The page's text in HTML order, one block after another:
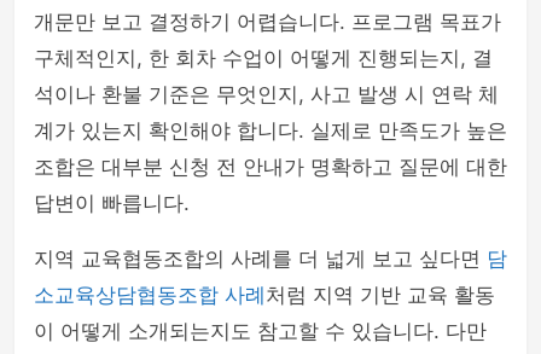
개문만 보고 결정하기 어렵습니다. 프로그램 목표가
구체적인지, 한 회차 수업이 어떻게 진행되는지, 결
석이나 환불 기준은 무엇인지, 사고 발생 시 연락 체
계가 있는지 확인해야 합니다. 실제로 만족도가 높은
조합은 대부분 신청 전 안내가 명확하고 질문에 대한
답변이 빠릅니다.
지역 교육협동조합의 사례를 더 넓게 보고 싶다면 담
소교육상담협동조합 사례 처럼 지역 기반 교육 활동
이 어떻게 소개되는지도 참고할 수 있습니다. 다만